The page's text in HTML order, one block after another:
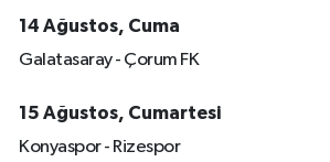
14 Ağustos, Cuma
Galatasaray - Çorum FK
15 Ağustos, Cumartesi
Konyaspor - Rizespor